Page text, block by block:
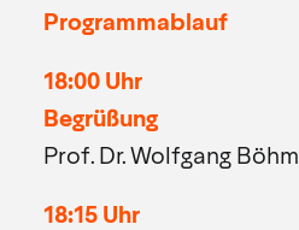
Programmablauf
18:00 Uhr
Begrüßung
Prof. Dr. Wolfgang Böhm
18:15 Uhr